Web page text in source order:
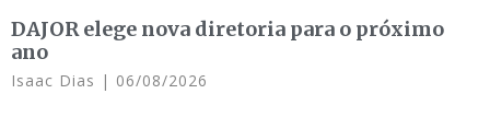
DAJOR elege nova diretoria para o próximo
ano
Isaac Dias 06/08/2026